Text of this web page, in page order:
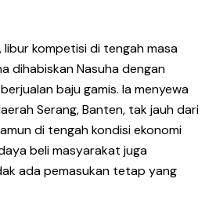
libur kompetisi di tengah masa
dihabiskan Nasuha dengan
baju gamis. Ia menyewa
Serang, Banten, tak jauh dari
di tengah kondisi ekonomi
beli masyarakat juga
ada pemasukan tetap yang